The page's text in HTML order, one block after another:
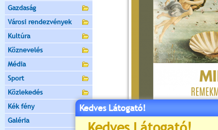
Gazdaság
Városi rendezvények
Kultúra
Köznevelés
Média
Sport
Közlekedés
Kék fény
Galéria
Kedves Látogató!